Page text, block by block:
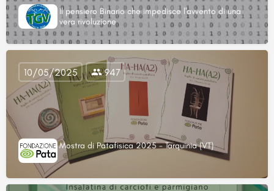
Il pensiero Binario che impedisce l'avvento di una
vera rivoluzione
Mostra di Patafisica 2025 - Tarquinia (VT)
10/05/2025 947